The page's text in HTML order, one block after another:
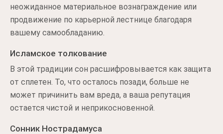
неожиданное материальное вознаграждение или
продвижение по карьерной лестнице благодаря
вашему самообладанию.
Исламское толкование
В этой традиции сон расшифровывается как защита
от сплетен. То, что осталось позади, больше не
может причинить вам вреда, а ваша репутация
остается чистой и неприкосновенной.
Сонник Нострадамуса